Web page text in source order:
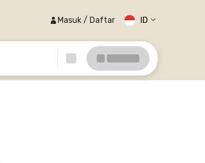
Masuk / Daftar ID